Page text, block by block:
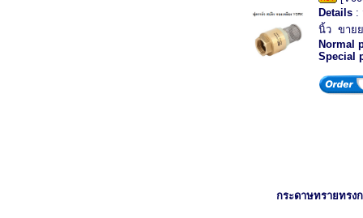
Details :
นิ้ว ขาย
Normal
Special
กระดาษทรายทรง